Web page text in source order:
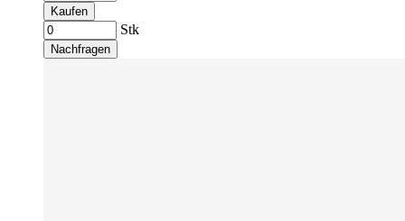
Kaufen
Stk
Nachfragen